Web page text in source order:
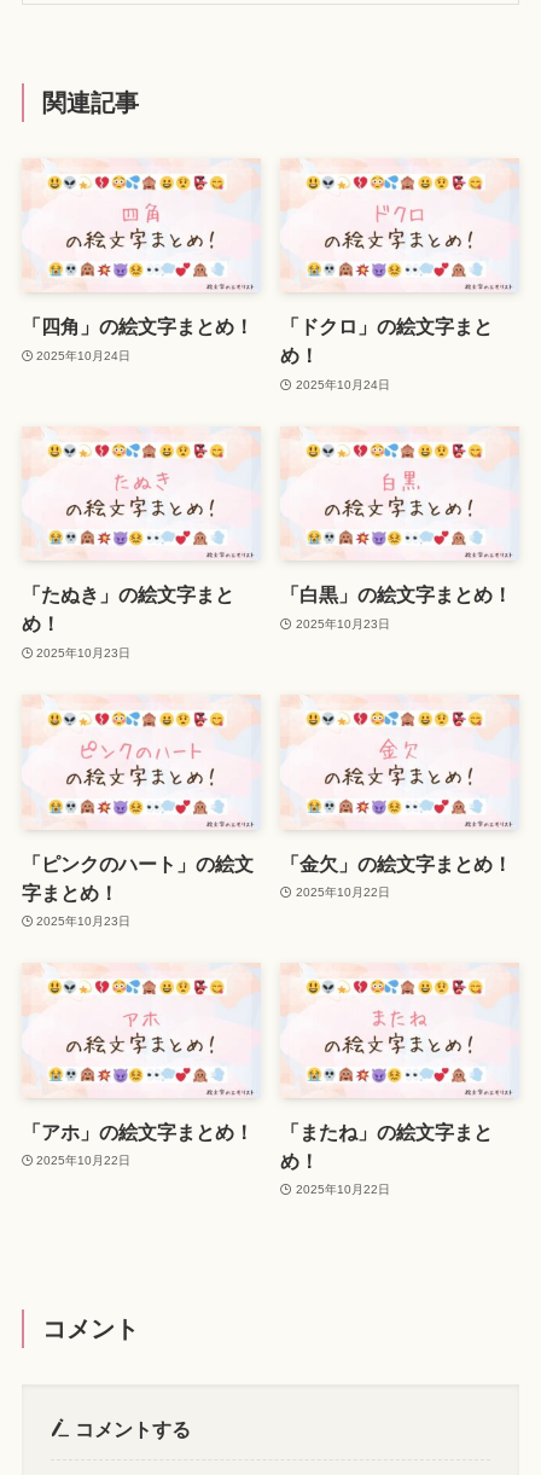
関連記事
「四角」の絵文字まとめ！
2025年10月24日
「ドクロ」の絵文字まと
め！
2025年10月24日
「たぬき」の絵文字まと
め！
2025年10月23日
「白黒」の絵文字まとめ！
2025年10月23日
「ピンクのハート」の絵文
字まとめ！
2025年10月23日
「金欠」の絵文字まとめ！
2025年10月22日
「アホ」の絵文字まとめ！
2025年10月22日
「またね」の絵文字まと
め！
2025年10月22日
コメント
コメントする